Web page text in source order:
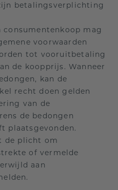
betalingsverplichting
consumentenkoop mag
voorwaarden
tot vooruitbetaling
de koopprijs. Wanneer
kan de
recht doen gelden
van de
de bedongen
plaatsgevonden.
de plicht om
of vermelde
aan